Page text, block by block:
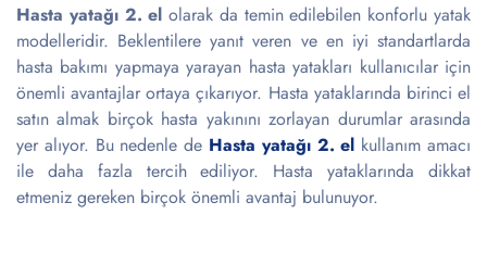
Hasta yatağı 2. elolarak da temin edilebilen konforlu yatak
modelleridir. Beklentilere yanıt veren ve en iyi standartlarda
hasta bakımı yapmaya yarayan hasta yatakları kullanıcılar için
önemli avantajlar ortaya çıkarıyor. Hasta yataklarında birinci el
satın almak birçok hasta yakınını zorlayan durumlar arasında
yer alıyor. Bu nedenle de Hasta yatağı 2. el kullanım amacı
ile daha fazla tercih ediliyor. Hasta yataklarında dikkat
etmeniz gereken birçok önemli avantaj bulunuyor.